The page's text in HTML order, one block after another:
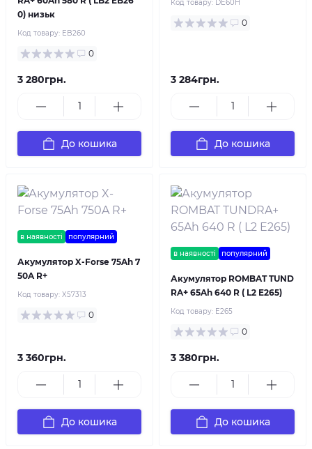
0) низьк
Код товару: EB260
0
3 280грн.
До кошика
Код товару: DE60H
0
3 284грн.
До кошика
в наявності популярний
Акумулятор X-Forse 75Ah 7
50A R+
Код товару: X57313
0
3 360грн.
До кошика
в наявності популярний
Акумулятор ROMBAT TUND
RA+ 65Ah 640 R ( L2 E265)
Код товару: E265
0
3 380грн.
До кошика